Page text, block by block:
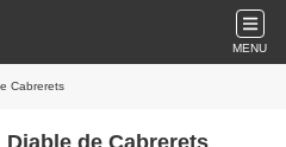
MENU
Cabrerets
de Cabrerets